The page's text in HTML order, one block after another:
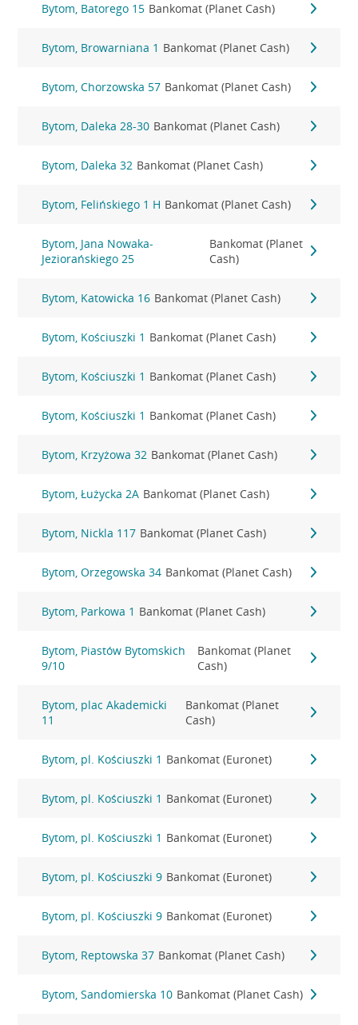
Bytom, Batorego 15 Bankomat (Planet Cash)
Bytom, Browarniana 1 Bankomat (Planet Cash)
Bytom, Chorzowska 57 Bankomat (Planet Cash)
Bytom, Daleka 28-30 Bankomat (Planet Cash)
Bytom, Daleka 32 Bankomat (Planet Cash)
Bytom, Felińskiego 1 H Bankomat (Planet Cash)
Bytom, Jana Nowaka-
Jeziorańskiego 25
Bankomat (Planet
Cash)
Bytom, Katowicka 16 Bankomat (Planet Cash)
Bytom, Kościuszki 1 Bankomat (Planet Cash)
Bytom, Kościuszki 1 Bankomat (Planet Cash)
Bytom, Kościuszki 1 Bankomat (Planet Cash)
Bytom, Krzyżowa 32 Bankomat (Planet Cash)
Bytom, Łużycka 2A Bankomat (Planet Cash)
Bytom, Nickla 117 Bankomat (Planet Cash)
Bytom, Orzegowska 34 Bankomat (Planet Cash)
Bytom, Parkowa 1 Bankomat (Planet Cash)
Bytom, Piastów Bytomskich
9/10
Bankomat (Planet
Cash)
Bytom, plac Akademicki
11
Bankomat (Planet
Cash)
Bytom, pl. Kościuszki 1 Bankomat (Euronet)
Bytom, pl. Kościuszki 1 Bankomat (Euronet)
Bytom, pl. Kościuszki 1 Bankomat (Euronet)
Bytom, pl. Kościuszki 9 Bankomat (Euronet)
Bytom, pl. Kościuszki 9 Bankomat (Euronet)
Bytom, Reptowska 37 Bankomat (Planet Cash)
Bytom, Sandomierska 10 Bankomat (Planet Cash)